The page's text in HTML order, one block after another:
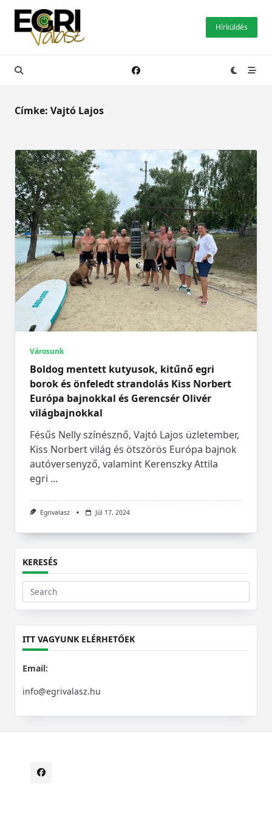
Skip
content
Hírküldés
Címke: Vajtó Lajos
Városunk
Boldog mentett kutyusok, kitűnő egri
borok és önfeledt strandolás Kiss Norbert
Európa bajnokkal és Gerencsér Olivér
világbajnokkal
Fésűs Nelly színésznő, Vajtó Lajos üzletember,
Kiss Norbert világ és ötszörös Európa bajnok
autóversenyző, valamint Kerenszky Attila
egri ...
Egrivalasz Júl 17, 2024
KERESÉS
Search
for:
ITT VAGYUNK ELÉRHETŐEK
Email:
info@egrivalasz.hu